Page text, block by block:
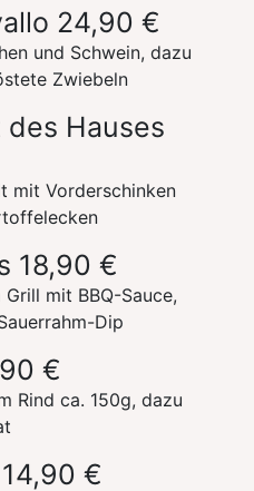
24,90 €
und Schwein, dazu
Zwiebeln
Hauses
mit Vorderschinken
18,90 €
mit BBQ-Sauce,
Dip
€
Rind ca. 150g, dazu
14,90 €